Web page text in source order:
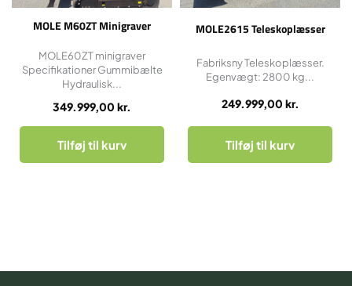
MOLE M60ZT Minigraver
349.999,00 kr.
MOLE60ZT minigraver
Specifikationer Gummibælte
Hydraulisk...
Tilføj til kurv
MOLE2615 Teleskoplæsser
249.999,00 kr.
Fabriksny Teleskoplæsser.
Egenvægt: 2800 kg...
Tilføj til kurv